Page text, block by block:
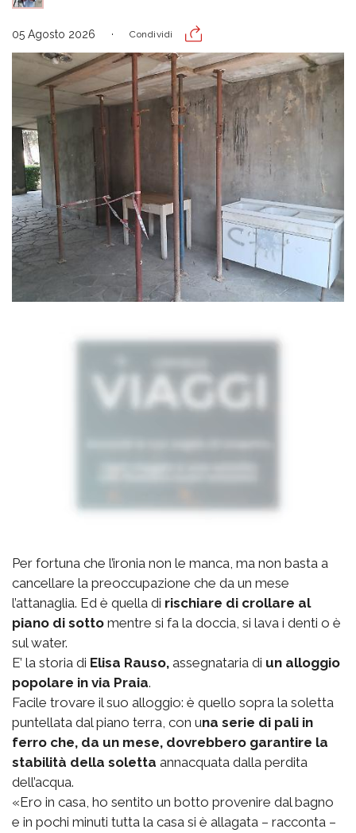
05 Agosto 2026 Condividi
Per fortuna che l’ironia non le manca, ma non basta a
cancellare la preoccupazione che da un mese
l’attanaglia. Ed è quella di rischiare di crollare al
piano di sotto mentre si fa la doccia, si lava i denti o è
sul water.
E’ la storia di Elisa Rauso, assegnataria di un alloggio
popolare in via Praia.
Facile trovare il suo alloggio: è quello sopra la soletta
puntellata dal piano terra, con una serie di pali in
ferro che, da un mese, dovrebbero garantire la
stabilità della soletta annacquata dalla perdita
dell’acqua.
«Ero in casa, ho sentito un botto provenire dal bagno
e in pochi minuti tutta la casa si è allagata – racconta –